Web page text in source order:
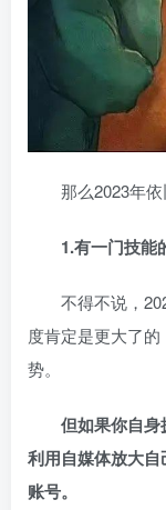
那么2023年
1.有一门技能
不得不说，
度肯定是更大了
势。
但如果你自
利用自媒体放大
账号。